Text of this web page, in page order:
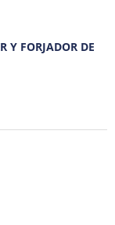
Y FORJADOR DE